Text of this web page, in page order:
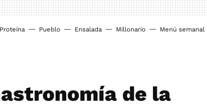
Proteína Pueblo Ensalada Millonario Menú semanal
de la